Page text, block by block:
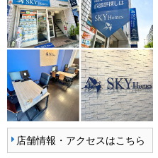
店舗情報・アクセスはこちら